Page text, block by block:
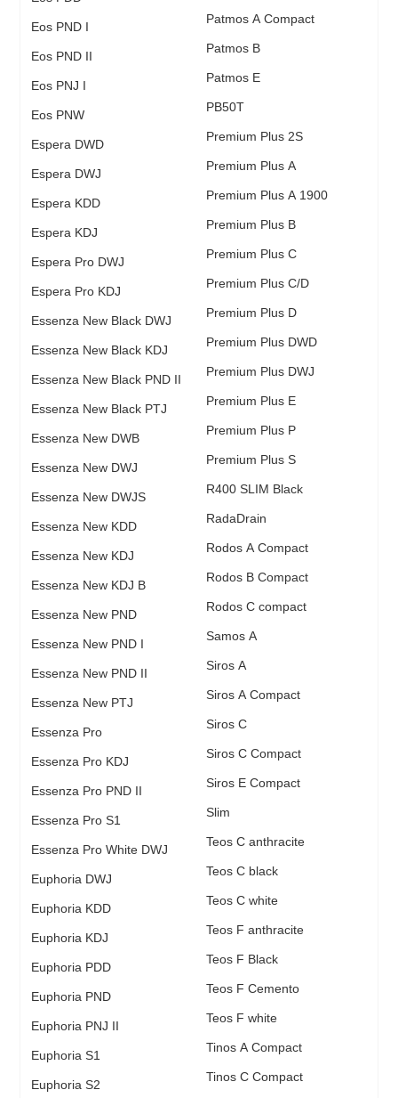
Eos PND I
Eos PND II
Eos PNJ I
Eos PNW
Espera DWD
Espera DWJ
Espera KDD
Espera KDJ
Espera Pro DWJ
Espera Pro KDJ
Essenza New Black DWJ
Essenza New Black KDJ
Essenza New Black PND II
Essenza New Black PTJ
Essenza New DWB
Essenza New DWJ
Essenza New DWJS
Essenza New KDD
Essenza New KDJ
Essenza New KDJ B
Essenza New PND
Essenza New PND I
Essenza New PND II
Essenza New PTJ
Essenza Pro
Essenza Pro KDJ
Essenza Pro PND II
Essenza Pro S1
Essenza Pro White DWJ
Euphoria DWJ
Euphoria KDD
Euphoria KDJ
Euphoria PDD
Euphoria PND
Euphoria PNJ II
Euphoria S1
Euphoria S2
Patmos A Compact
Patmos B
Patmos E
PB50T
Premium Plus 2S
Premium Plus A
Premium Plus A 1900
Premium Plus B
Premium Plus C
Premium Plus C/D
Premium Plus D
Premium Plus DWD
Premium Plus DWJ
Premium Plus E
Premium Plus P
Premium Plus S
R400 SLIM Black
RadаDrain
Rodos A Compact
Rodos B Compact
Rodos C compact
Samos A
Siros A
Siros A Compact
Siros C
Siros C Compact
Siros E Compact
Slim
Teos C anthracite
Teos C black
Teos C white
Teos F anthracite
Teos F Black
Teos F Cemento
Teos F white
Tinos A Compact
Tinos C Compact